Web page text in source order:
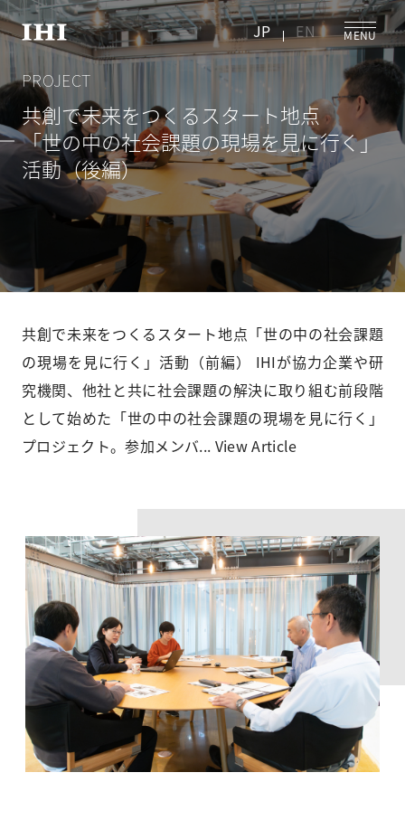
JP EN
#サーキュラーエコノミー #社会課題 #共創 #脱炭素 #イノベーション
PROJECT
共創で未来をつくるスタート地点
「世の中の社会課題の現場を見に行く」
活動（後編）
共創で未来をつくるスタート地点「世の中の社会課題
の現場を見に行く」活動（前編） IHIが協力企業や研
究機関、他社と共に社会課題の解決に取り組む前段階
として始めた「世の中の社会課題の現場を見に行く」
プロジェクト。参加メンバ... View Article